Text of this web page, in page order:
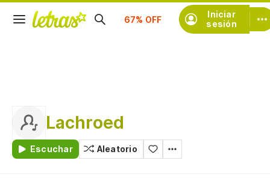
Iniciar
sesión
Suscríbete
Lachroed
Escuchar Aleatorio